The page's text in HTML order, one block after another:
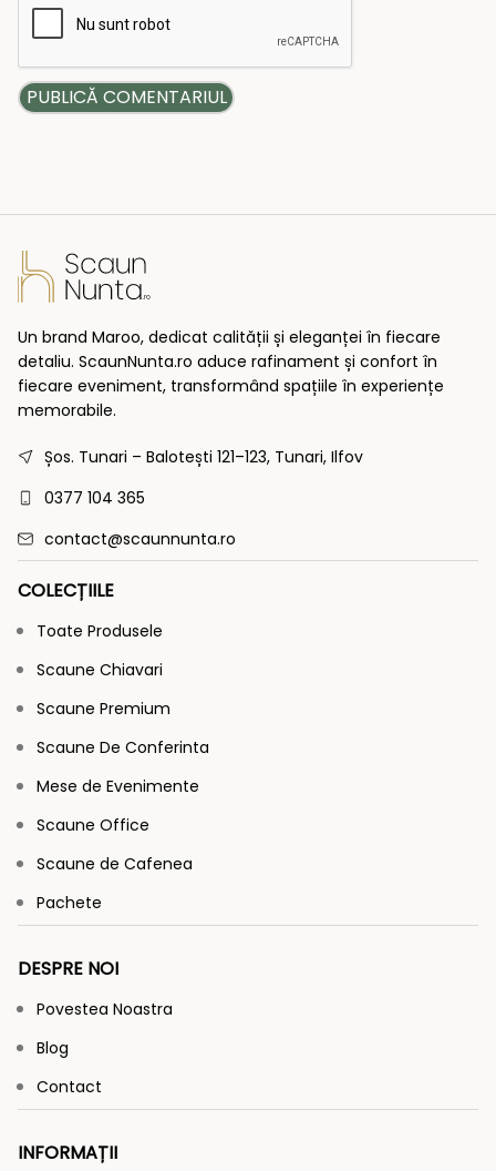
Un brand Maroo, dedicat calității și eleganței în fiecare
detaliu. ScaunNunta.ro aduce rafinament și confort în
fiecare eveniment, transformând spațiile în experiențe
memorabile.
Șos. Tunari – Balotești 121–123, Tunari, Ilfov
0377 104 365
contact@scaunnunta.ro
COLECȚIILE
Toate Produsele
Scaune Chiavari
Scaune Premium
Scaune De Conferinta
Mese de Evenimente
Scaune Office
Scaune de Cafenea
Pachete
DESPRE NOI
Povestea Noastra
Blog
Contact
INFORMAȚII